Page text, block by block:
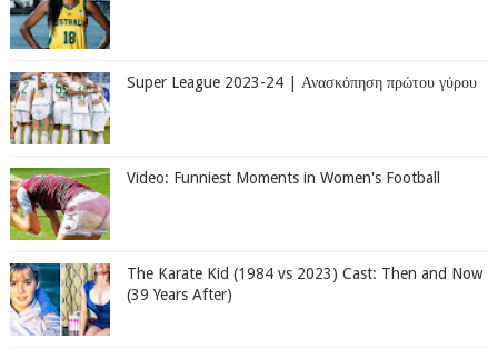
Super League 2023-24 | Ανασκόπηση πρώτου γύρου
Video: Funniest Moments in Women's Football
The Karate Kid (1984 vs 2023) Cast: Then and Now
(39 Years After)